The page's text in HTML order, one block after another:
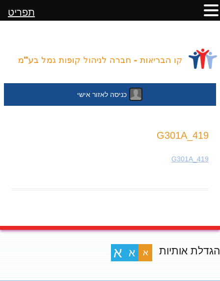
כניסה לאזור אישי
G301A_419
G301A_419
הגדלת אותיות א א א
תפריט